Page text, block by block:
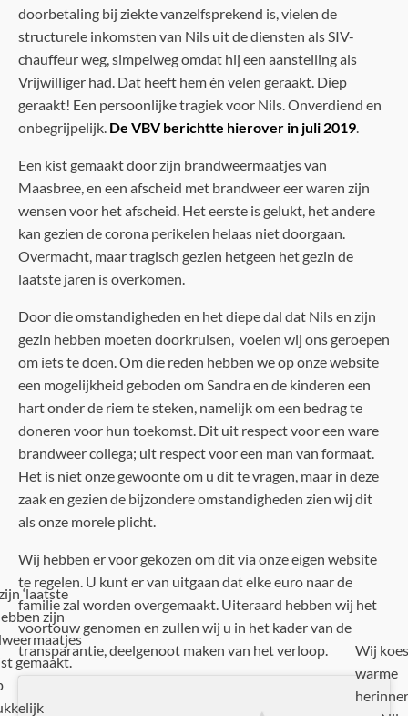
doorbetaling bij ziekte vanzelfsprekend is, vielen de
structurele inkomsten van Nils uit de diensten als SIV-
chauffeur weg, simpelweg omdat hij een aanstelling als
Vrijwilliger had. Dat heeft hem én velen geraakt. Diep
geraakt! Een persoonlijke tragiek voor Nils. Onverdiend en
onbegrijpelijk. De VBV berichtte hierover in juli 2019.
Een kist gemaakt door zijn brandweermaatjes van
Maasbree, en een afscheid met brandweer eer waren zijn
wensen voor het afscheid. Het eerste is gelukt, het andere
kan gezien de corona perikelen helaas niet doorgaan.
Overmacht, maar tragisch gezien hetgeen het gezin de
laatste jaren is overkomen.
Door die omstandigheden en het diepe dal dat Nils en zijn
gezin hebben moeten doorkruisen, voelen wij ons geroepen
om iets te doen. Om die reden hebben we op onze website
een mogelijkheid geboden om Sandra en de kinderen een
hart onder de riem te steken, namelijk om een bedrag te
doneren voor hun toekomst. Dit uit respect voor een ware
brandweer collega; uit respect voor een man van formaat.
Het is niet onze gewoonte om u dit te vragen, maar in deze
zaak en gezien de bijzondere omstandigheden zien wij dit
als onze morele plicht.
Wij hebben er voor gekozen om dit via onze eigen website
te regelen. U kunt er van uitgaan dat elke euro naar de
familie zal worden overgemaakt. Uiteraard hebben wij het
voortouw genomen en zullen wij u in het kader van de
transparantie, deelgenoot maken van het verloop.
‘laatste
zijn
gemaakt.
Wij
warme